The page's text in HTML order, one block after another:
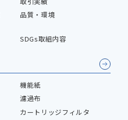
品質・環境
SDGs取組内容
機能紙
濾過布
カートリッジフィルタ